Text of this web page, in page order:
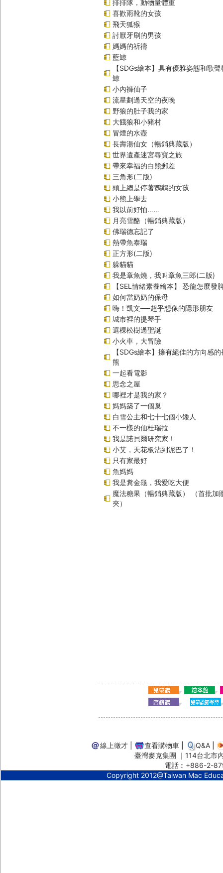
排排隊，動物量體重
喜歡雨靴的女孩
飛天狐猴
討厭牙刷的男孩
媽媽的祈禱
藍鯨
【SDGs繪本】具有優雅姿態和歌
鯨
小內褲仙子
流星劃過天空的夜晚
野狼的肚子我的家
大餓狼和小豬村
冒煙的水壺
長壽湯仙女（暢銷典藏版）
世界遺產迷宮尋寶之旅
帶來幸福的白熊郵差
三角形(二版)
頭上總是停著鸚鵡的女孩
小熊上學去
我以前好怕……
月亮雪酪（暢銷典藏版）
佛瑞德忘記了
熱帶魚泰瑞
正方形(二版)
躲貓貓
我是章魚燒，我叫章魚三郎(二版)
【SEL情緒素養繪本】 恐龍怎麼發
如何當奶奶的保母
嗨！凱文──超乎想像的隱形朋友
城市裡的提琴手
選棵松樹過聖誕
小火車，大冒險
【SDGs繪本】擁有絕佳的方向感
熊
一起看電影
思念之屋
哪裡才是我的家？
媽媽築了一個巢
白雪公主和七十七個小矮人
不一樣的仙杜瑞拉
我是諾貝爾研究家！
小艾，天花板沾到泥巴了！
只有家最好
魚媽媽
我是糞金龜，我愛吃大便
魔法糖果（暢銷典藏版） （首批加
夾）
線上徵才 查看購物車 Q&A
臺灣麥克集團 ｜114台北
電話︰+886-2-
Copyright 2012@Taiwan Mac